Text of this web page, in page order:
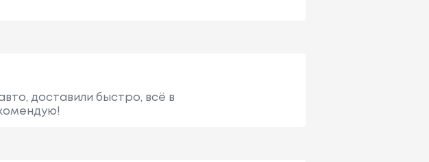
доставили быстро, всё в